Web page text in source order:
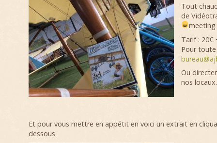
Tout
de
meeting
Tarif : 20€
Pour
Ou
nos locaux.
Et pour vous mettre en appétit en voici un extrait en
dessous